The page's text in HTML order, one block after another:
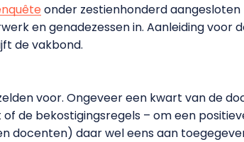
onder zestienhonderd
en genadezessen in. Aanleiding voor
de vakbond.
voor. Ongeveer een kwart van de
de bekostigingsregels – om een
docenten) daar wel eens aan